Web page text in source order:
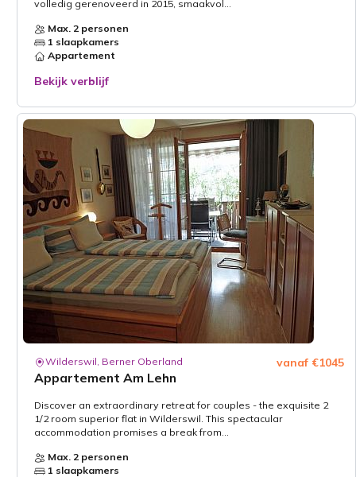
volledig gerenoveerd in 2015, smaakvol...
Max. 2 personen
1 slaapkamers
Appartement
Bekijk verblijf
Wilderswil, Berner Oberland
Appartement Am Lehn
vanaf €1045
Discover an extraordinary retreat for couples - the exquisite 2
1/2 room superior flat in Wilderswil. This spectacular
accommodation promises a break from...
Max. 2 personen
1 slaapkamers